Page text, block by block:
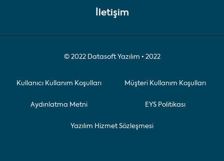
İletişim
© 2022 Datasoft Yazılım • 2022
Kullanıcı Kullanım Koşulları Müşteri Kullanım Koşulları
Aydınlatma Metni EYS Politikası
Yazılım Hizmet Sözleşmesi